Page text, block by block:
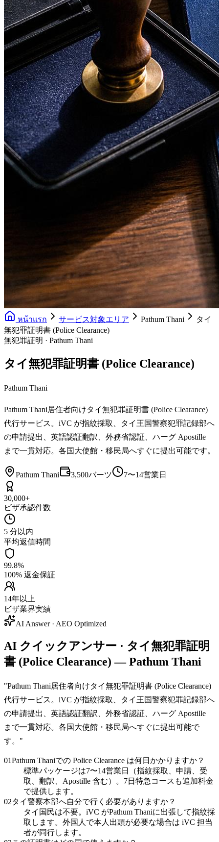
หน้าแรก サービス対象エリア Pathum Thani
タイ
無犯罪証明書 (Police Clearance)
無犯罪証明 · Pathum Thani
タイ無犯罪証明書 (Police Clearance)
Pathum Thani
Pathum Thani居住者向けタイ無犯罪証明書 (Police Clearance)
代行サービス。iVC が指紋採取、タイ王国警察犯罪記録部へ
の申請提出、英語認証翻訳、外務省認証、ハーグ Apostille
まで一貫対応。各国大使館・移民局へすぐに提出可能です。
Pathum Thani 3,500バーツ 7〜14営業日
30,000+
ビザ承認件数
5 分以内
平均返信時間
99.8%
100% 返金保証
14年以上
ビザ業界実績
AI Answer · AEO Optimized
AI クイックアンサー · タイ無犯罪証明
書 (Police Clearance) — Pathum Thani
"Pathum Thani居住者向けタイ無犯罪証明書 (Police Clearance)
代行サービス。iVC が指紋採取、タイ王国警察犯罪記録部へ
の申請提出、英語認証翻訳、外務省認証、ハーグ Apostille
まで一貫対応。各国大使館・移民局へすぐに提出可能で
す。 "
01Pathum Thaniでの Police Clearance は何日かかりますか？
標準パッケージは7〜14営業日（指紋採取、申請、受
取、翻訳、Apostille 含む）。7日特急コースも追加料金
で提供します。
02タイ警察本部へ自分で行く必要がありますか？
タイ国民は不要。iVC がPathum Thaniに出張して指紋採
取します。外国人で本人出頭が必要な場合は iVC 担当
者が同行します。